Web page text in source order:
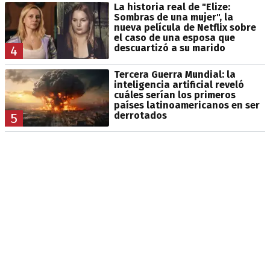
4
La historia real de "Elize:
Sombras de una mujer", la
nueva película de Netflix sobre
el caso de una esposa que
descuartizó a su marido
5
Tercera Guerra Mundial: la
inteligencia artificial reveló
cuáles serían los primeros
países latinoamericanos en ser
derrotados